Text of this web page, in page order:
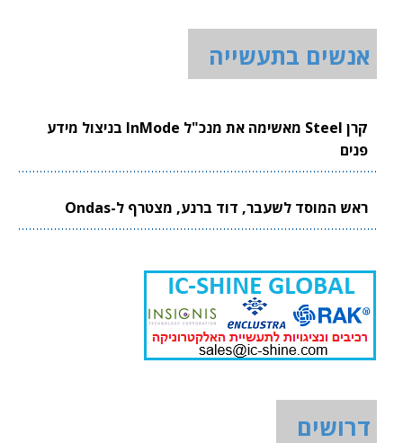
אנשים בתעשייה
קרן Steel מאשימה את מנכ"ל InMode בניצול מידע
פנים
ראש המוסד לשעבר, דוד ברנע, מצטרף ל-Ondas
דרושים